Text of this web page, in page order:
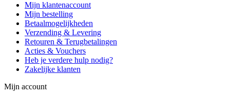
Mijn klantenaccount
Mijn bestelling
Betaalmogelijkheden
Verzending & Levering
Retouren & Terugbetalingen
Acties & Vouchers
Heb je verdere hulp nodig?
Zakelijke klanten
Mijn account